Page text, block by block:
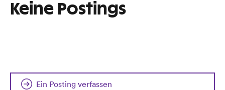
Keine Postings
Ein Posting verfassen